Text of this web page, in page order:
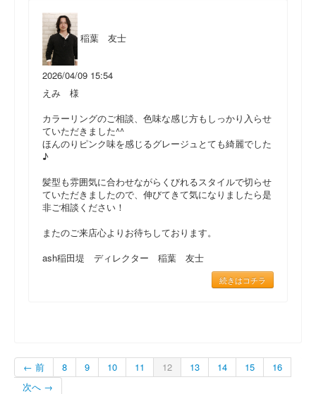
稲葉 友士
2026/04/09 15:54
えみ 様
カラーリングのご相談、色味な感じ方もしっかり入らせ
ていただきました^^
ほんのりピンク味を感じるグレージュとても綺麗でした
♪
髪型も雰囲気に合わせながらくびれるスタイルで切らせ
ていただきましたので、伸びてきて気になりましたら是
非ご相談ください！
またのご来店心よりお待ちしております。
ash稲田堤 ディレクター 稲葉 友士
続きはコチラ
← 前 8 9 10 11 12 13 14 15
16
次へ →